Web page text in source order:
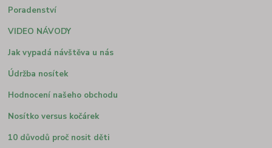
Poradenství
VIDEO NÁVODY
Jak vypadá návštěva u nás
Údržba nosítek
Hodnocení našeho obchodu
Nosítko versus kočárek
10 důvodů proč nosit děti